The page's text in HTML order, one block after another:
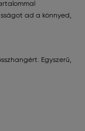
ad a könnyed,
Egyszerű,